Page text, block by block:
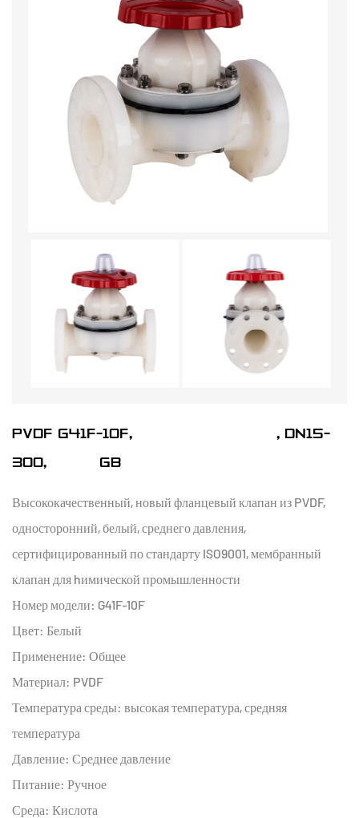
PVDF G41F-10F, ДИАФРАГМОВЫЙ КЛАПАН ФЛАНЦЕВЫЙ, DN15-
300, СТАНДАРТА GB
Высококачественный, новый фланцевый клапан из PVDF,
односторонний, белый, среднего давления,
сертифицированный по стандарту ISO9001, мембранный
клапан для hимической промышленности
Номер модели: G41F-10F
Цвет: Белый
Применение: Общее
Материал: PVDF
Температура среды: высокая температура, средняя
температура
Давление: Среднее давление
Питание: Ручное
Среда: Кислота